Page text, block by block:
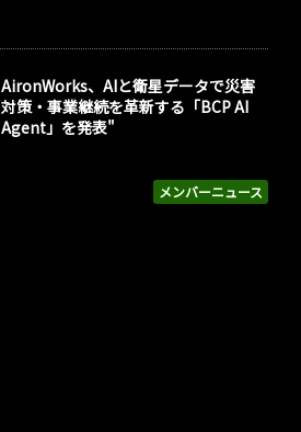
メンバーニュース
AironWorks、AIと衛星データで災害
対策・事業継続を革新する「BCP AI
Agent」を発表"